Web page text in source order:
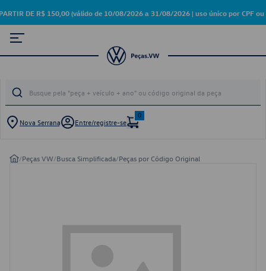
DE R$ 150,00 (válido de 10/08/2026 a 31/08/2026 | uso único por CPF ou
Nova Serrana Entre/registre-se
0
/Peças VW/Busca Simplificada/Peças por Código Original